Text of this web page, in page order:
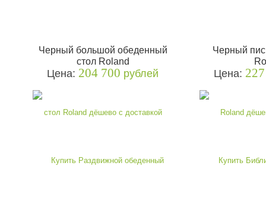
Черный большой обеденный
стол Roland
Цена: 204 700 рублей
Черный
Цена: